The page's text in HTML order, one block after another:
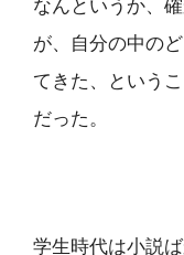
なんというか、
が、自分の中の
てきた、という
だった。
学生時代は小説